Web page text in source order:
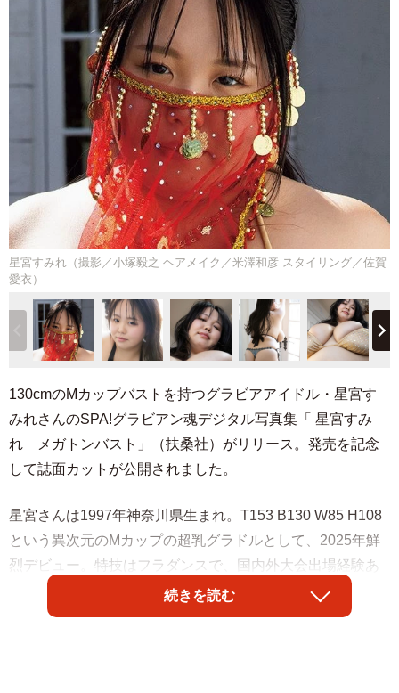
星宮すみれ（撮影／小塚毅之 ヘアメイク／米澤和彦 スタイリング／佐賀
愛衣）
130cmのMカップバストを持つグラビアアイドル・星宮す
みれさんのSPA!グラビアン魂デジタル写真集「 星宮すみ
れ メガトンバスト」（扶桑社）がリリース。発売を記念
して誌面カットが公開されました。
星宮さんは1997年神奈川県生まれ。T153 B130 W85 H108
という異次元のMカップの超乳グラドルとして、2025年鮮
烈デビュー。特技はフラダンスで、国内外大会出場経験あ
ります。2ndイメージDVD「令和最強メガボディ」が発売
されたばかりです。
続きを読む